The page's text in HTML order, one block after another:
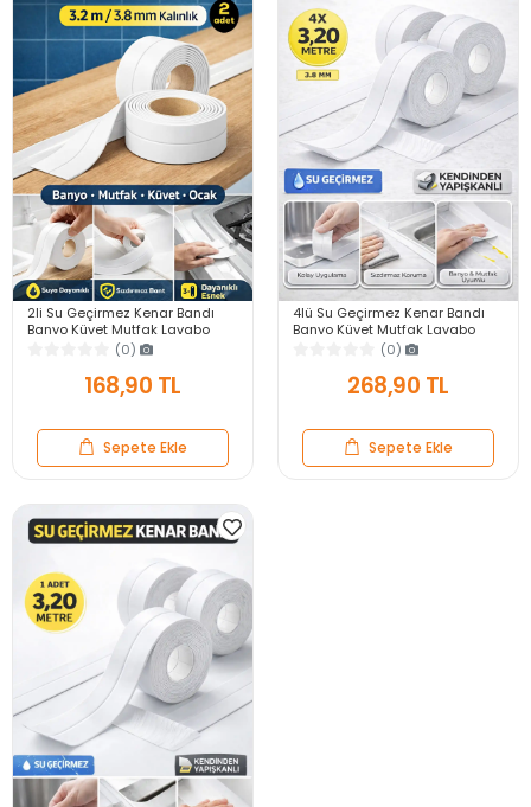
2li Su Geçirmez Kenar Bandı
Banyo Küvet Mutfak Lavabo
Ocak Kenarı Sızdırmaz Tamir
Bandı 3.2mt 3.8mm
(0)
168,90 TL
Sepete Ekle
4lü Su Geçirmez Kenar Bandı
Banyo Küvet Mutfak Lavabo
Ocak Kenarı Sızdırmaz Tamir
Bandı 3.2mt 3.8mm
(0)
268,90 TL
Sepete Ekle